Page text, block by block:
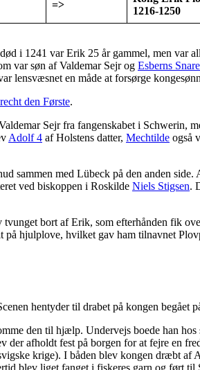
=>
1216-1250
i 1241 var Erik 25 år gammel, men var
var søn af Valdemar Sejr og Esberns
lensvæsnet en måde at forsørge
den Første.
Sejr fra fangenskabet i Schwerin,
Adolf 4 af Holstens datter, Mechtilde også
sammen med Lübeck på den anden
ved biskoppen i Roskilde Niels Stigsen.
tvunget bort af Erik, som efterhånden fik
hjulplove, hvilket gav ham tilnavnet
hentyder til drabet på kongen begået
den til hjælp. Undervejs boede han
der afholdt fest på borgen for at fejre en
krige). I båden blev kongen dræbt af
blev liget fanget i fiskeres garn og ført